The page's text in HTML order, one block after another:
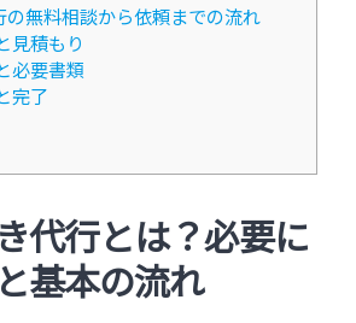
無料相談から依頼までの流れ
見積もり
必要書類
完了
代行とは？必要に
基本の流れ